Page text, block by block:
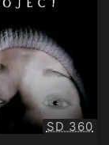
SD 360